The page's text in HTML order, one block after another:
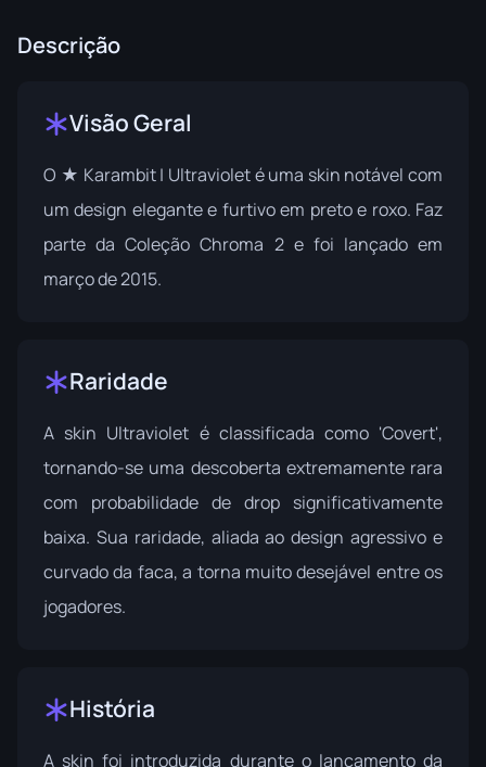
Descrição
Visão Geral
O ★ Karambit | Ultraviolet é uma skin notável com
um design elegante e furtivo em preto e roxo. Faz
parte daColeção Chroma 2e foi lançado em
março de 2015.
Raridade
A skin Ultraviolet é classificada como 'Covert',
tornando-se uma descoberta extremamente rara
com probabilidade de drop significativamente
baixa. Sua raridade, aliada ao design agressivo e
curvado da faca, a torna muito desejável entre os
jogadores.
História
A skin foi introduzida durante o lançamento da